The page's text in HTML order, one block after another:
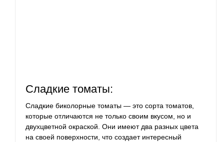
Сладкие томаты:
Сладкие биколорные томаты — это сорта томатов,
которые отличаются не только своим вкусом, но и
двухцветной окраской. Они имеют два разных цвета
на своей поверхности, что создает интересный